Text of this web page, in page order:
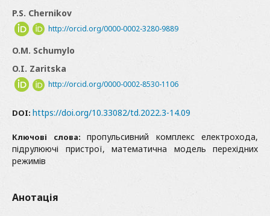
P.S. Chernikov
http://orcid.org/0000-0002-3280-9889
O.M. Schumylo
O.I. Zaritska
http://orcid.org/0000-0002-8530-1106
DOI: https://doi.org/10.33082/td.2022.3-14.09
Ключові слова: пропульсивний комплекс електрохода,
підрулюючі пристрої, математична модель перехідних
режимів
Анотація